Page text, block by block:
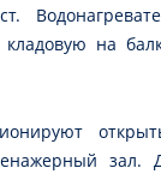
на
зал.